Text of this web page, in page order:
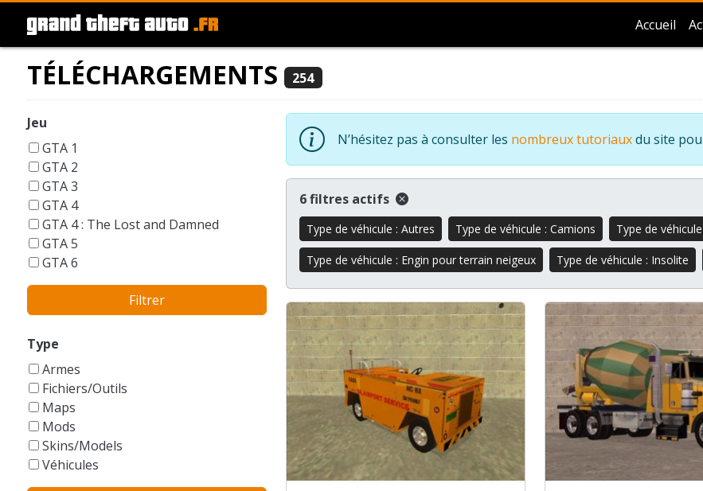
Accueil
TÉLÉCHARGEMENTS 254
Jeu
GTA 1
GTA 2
GTA 3
GTA 4
GTA 4 : The Lost and Damned
GTA 5
GTA 6
GTA Liberty City Stories
GTA London 1969
GTA San Andreas
GTA Vice City
Filtrer
Type
Armes
Fichiers/Outils
Maps
Mods
Skins/Models
Véhicules
N’hésitez pas à consulter les nombreux tutoriauxdu site
6 filtres actifs
Type de véhicule : Autres Type de véhicule : Camions Type de
Type de véhicule : Engin pour terrain neigeux Type de véhicule : Insolite